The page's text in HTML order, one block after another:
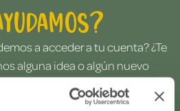
a acceder a tu cuenta? ¿Te
alguna idea o algún nuevo
un pedido y quieres saber si
Ponte en contacto con